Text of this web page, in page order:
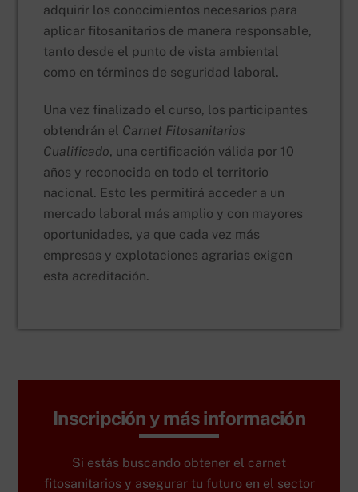
adquirir los conocimientos necesarios para
aplicar fitosanitarios de manera responsable,
tanto desde el punto de vista ambiental
como en términos de seguridad laboral.
Una vez finalizado el curso, los participantes
obtendrán el Carnet Fitosanitarios
Cualificado, una certificación válida por 10
años y reconocida en todo el territorio
nacional. Esto les permitirá acceder a un
mercado laboral más amplio y con mayores
oportunidades, ya que cada vez más
empresas y explotaciones agrarias exigen
esta acreditación.
Inscripción y más información
Si estás buscando obtener el carnet
fitosanitarios y asegurar tu futuro en el sector